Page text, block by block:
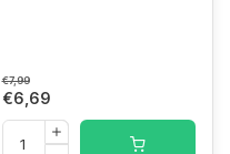
€7,99
€6,69